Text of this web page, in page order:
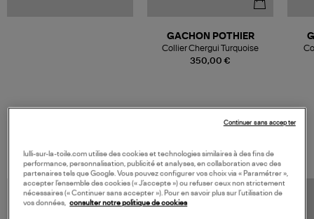
350,00 €
GACHON POTHIER
Collier Chergui Turquoise
lulli-sur-la-toile.com utilise des cookies et technologies similaires à des fins de
performance, personnalisation, publicité et analyses, en collaboration avec des
partenaires tels que Google. Vous pouvez configurer vos choix via « Paramétrer »,
accepter l’ensemble des cookies (« J’accepte ») ou refuser ceux non strictement
nécessaires (« Continuer sans accepter »). Pour en savoir plus sur l’utilisation de
vos données,
consulter notre politique de cookies
Continuer sans accepter